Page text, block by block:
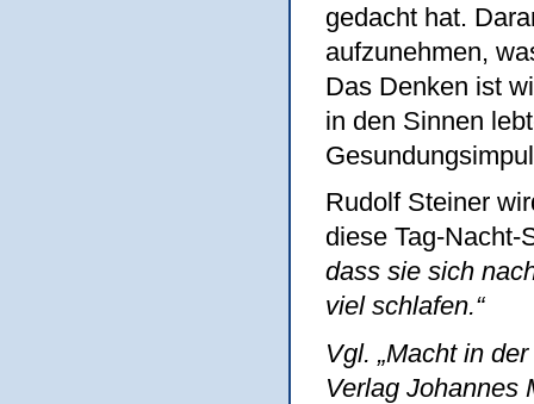
gedacht hat.
aufzunehmen,
Das Denken ist
in den Sinnen
Rudolf Steiner
diese Tag-
dass sie sich
viel schlafen.“
Vgl. „Macht in
Verlag Johannes